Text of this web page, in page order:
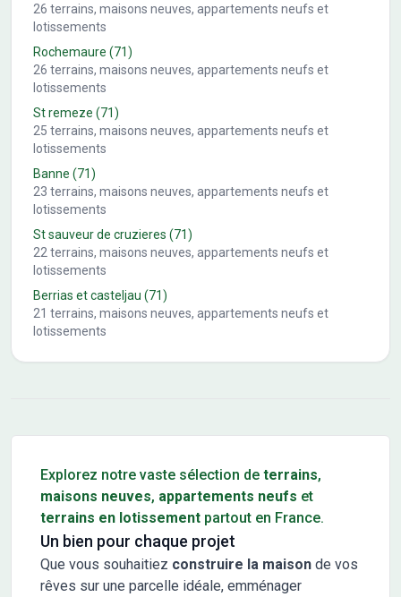
26 terrains, maisons neuves, appartements neufs et
lotissements
Rochemaure (71)
26 terrains, maisons neuves, appartements neufs et
lotissements
St remeze (71)
25 terrains, maisons neuves, appartements neufs et
lotissements
Banne (71)
23 terrains, maisons neuves, appartements neufs et
lotissements
St sauveur de cruzieres (71)
22 terrains, maisons neuves, appartements neufs et
lotissements
Berrias et casteljau (71)
21 terrains, maisons neuves, appartements neufs et
lotissements
Explorez notre vaste sélection de terrains,
maisons neuves, appartements neufs et
terrains en lotissement partout en France.
Un bien pour chaque projet
Que vous souhaitiez construire la maison de vos
rêves sur une parcelle idéale, emménager